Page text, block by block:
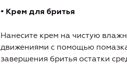
• Крем для бритья
Нанесите крем на чистую
движениями с помощью
завершения бритья остатки